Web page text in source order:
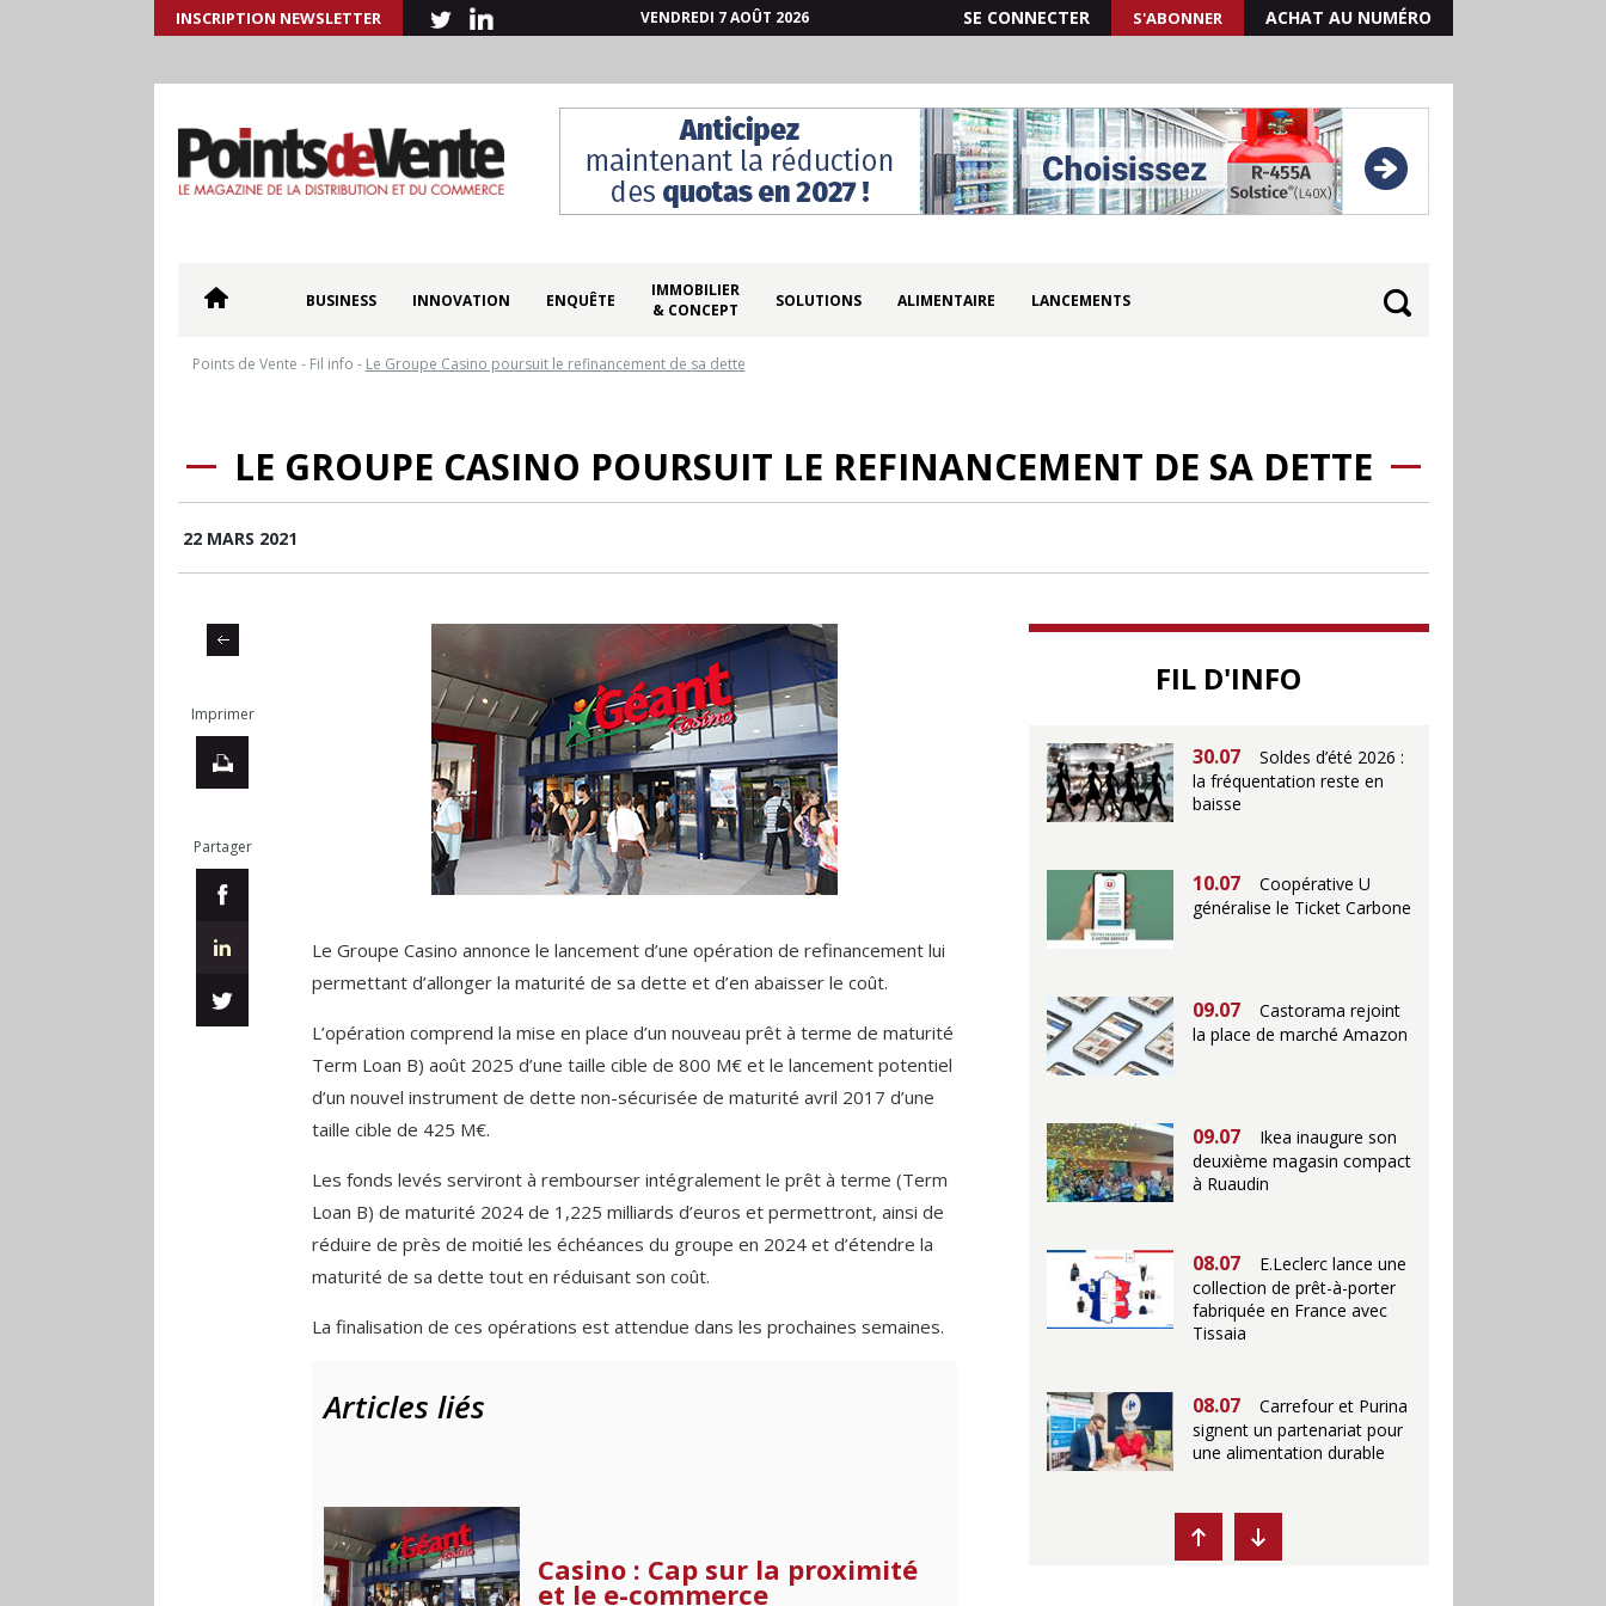
INSCRIPTION NEWSLETTER VENDREDI 7 AOÛT 2026 SE CONNECTER S'ABONNER ACHAT AU NUMÉRO
BUSINESS INNOVATION ENQUÊTE
IMMOBILIER
& CONCEPT
SOLUTIONS ALIMENTAIRE LANCEMENTS
Points de Vente - Fil info - Le Groupe Casino poursuit le refinancement de sa dette
LE GROUPE CASINO POURSUIT LE REFINANCEMENT DE SA DETTE
22 MARS 2021
Imprimer
Partager
Le Groupe Casino annonce le lancement d’une opération de refinancement lui
permettant d’allonger la maturité de sa dette et d’en abaisser le coût.
L’opération comprend la mise en place d’un nouveau prêt à terme de maturité
Term Loan B) août 2025 d’une taille cible de 800 M€ et le lancement potentiel
d’un nouvel instrument de dette non-sécurisée de maturité avril 2017 d’une
taille cible de 425 M€.
Les fonds levés serviront à rembourser intégralement le prêt à terme (Term
Loan B) de maturité 2024 de 1,225 milliards d’euros et permettront, ainsi de
réduire de près de moitié les échéances du groupe en 2024 et d’étendre la
maturité de sa dette tout en réduisant son coût.
La finalisation de ces opérations est attendue dans les prochaines semaines.
Articles liés
Casino : Cap sur la proximité
et le e-commerce
FIL D'INFO
30.06
Canicule : les
25.06
Action ouvre un
30.07
Soldes d’été 2026 :
la fréquentation reste en
baisse
10.07
Coopérative U
généralise le Ticket Carbone
09.07
Castorama rejoint
la place de marché Amazon
09.07
Ikea inaugure son
deuxième magasin compact
à Ruaudin
08.07
E.Leclerc lance une
collection de prêt-à-porter
fabriquée en France avec
Tissaia
08.07
Carrefour et Purina
signent un partenariat pour
une alimentation durable
07.07
Ikea propose des
"Escales fraîcheur" en